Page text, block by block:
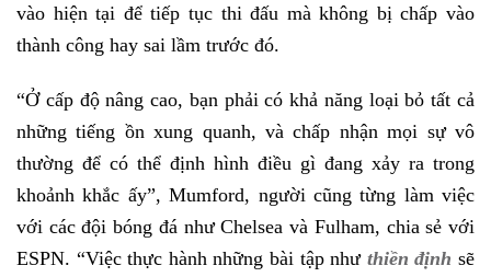
vào hiện tại để tiếp tục thi đấu mà không bị chấp vào
thành công hay sai lầm trước đó.
“Ở cấp độ nâng cao, bạn phải có khả năng loại bỏ tất cả
những tiếng ồn xung quanh, và chấp nhận mọi sự vô
thường để có thể định hình điều gì đang xảy ra trong
khoảnh khắc ấy”, Mumford, người cũng từng làm việc
với các đội bóng đá như Chelsea và Fulham, chia sẻ với
ESPN. “Việc thực hành những bài tập như thiền định sẽ